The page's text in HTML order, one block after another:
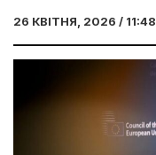
26 КВІТНЯ, 2026 / 11:48